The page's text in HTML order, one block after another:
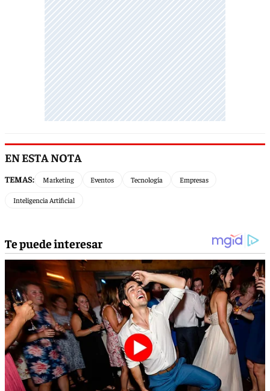
EN ESTA NOTA
TEMAS: Marketing Eventos Tecnología Empresas
Inteligencia Artificial